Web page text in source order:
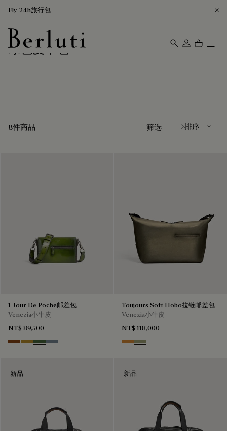
Fly 24h旅行包
Berluti homepage
绿色皮革包
8件商品 筛选
1 Jour De Poche邮差包
Venezia小牛皮
NT$ 89,500
Cacao Intenso
Mustard
Racing Green
Bleu Brume
Toujours Soft Hobo拉链邮差包
Venezia小牛皮
NT$ 118,000
Ice GoldSandstorm
新品 新品